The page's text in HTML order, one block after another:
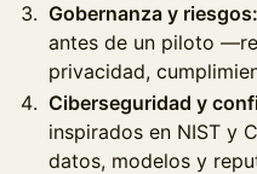
Gobernanza y riesgos:
antes de un piloto
privacidad,
Ciberseguridad y
inspirados en NIST y
datos, modelos y